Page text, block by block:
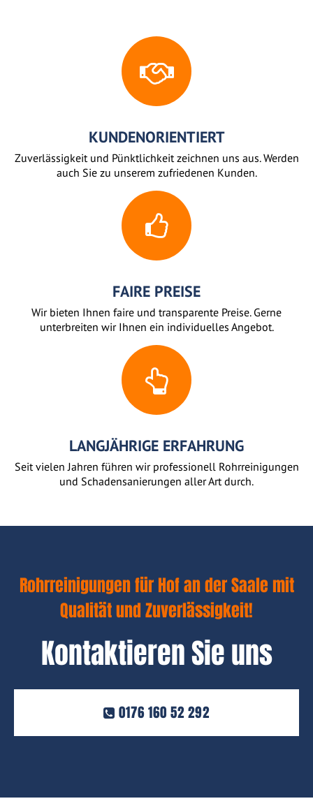
KUNDENORIENTIERT
Zuverlässigkeit und Pünktlichkeit zeichnen uns aus. Werden
auch Sie zu unserem zufriedenen Kunden.
FAIRE PREISE
Wir bieten Ihnen faire und transparente Preise. Gerne
unterbreiten wir Ihnen ein individuelles Angebot.
LANGJÄHRIGE ERFAHRUNG
Seit vielen Jahren führen wir professionell Rohrreinigungen
und Schadensanierungen aller Art durch.
Rohrreinigungen für Hof an der Saale mit
Qualität und Zuverlässigkeit!
Kontaktieren Sie uns
0176 160 52 292